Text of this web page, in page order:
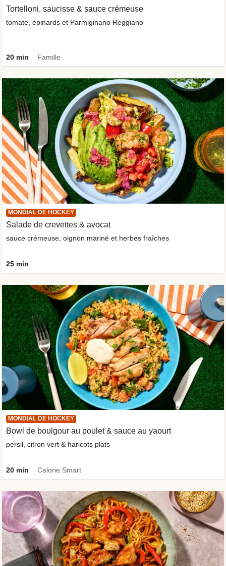
Tortelloni, saucisse & sauce crémeuse
tomate, épinards et Parmiginano Reggiano
20 min Famille
MONDIAL DE HOCKEY
Salade de crevettes & avocat
sauce crémeuse, oignon mariné et herbes fraîches
25 min
MONDIAL DE HOCKEY
Bowl de boulgour au poulet & sauce au yaourt
persil, citron vert & haricots plats
20 min Calorie Smart